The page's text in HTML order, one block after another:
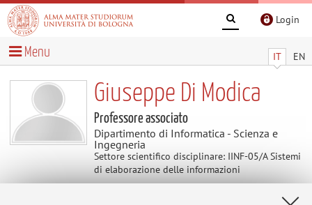
Login
IT EN
Menu
Giuseppe Di Modica
Professore associato
Dipartimento di Informatica - Scienza e
Ingegneria
Settore scientifico disciplinare: IINF-05/A Sistemi
di elaborazione delle informazioni